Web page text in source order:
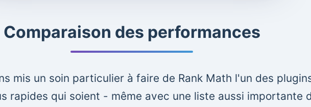
Comparaison des performances
mis un soin particulier à faire de Rank Math l'un des
rapides qui soient - même avec une liste aussi importante